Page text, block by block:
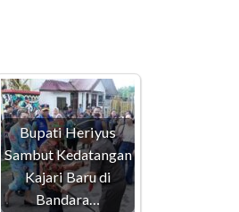
Bupati Heriyus
Sambut Kedatangan
Kajari Baru di
Bandara…